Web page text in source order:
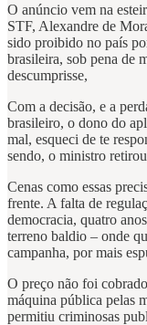
O anúncio vem na
STF, Alexandre de
sido proibido no país
brasileira, sob pena de
descumprisse,
Com a decisão, e a
brasileiro, o dono do
mal, esqueci de te
sendo, o ministro
Cenas como essas
frente. A falta de
democracia, quatro
terreno baldio – onde
campanha, por mais
O preço não foi
máquina pública pelas
permitiu criminosas